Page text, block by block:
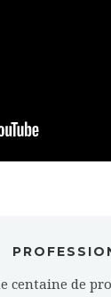
centaine de